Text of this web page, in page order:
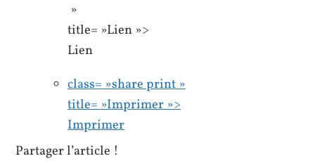
»
title= »Lien »>
Lien
class= »share print »
title= »Imprimer »>
Imprimer
Partager l’article !